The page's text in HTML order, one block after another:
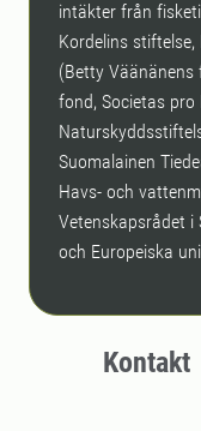
intäkter från
Kordelins
(Betty Väänänens
fond, Societas pro
Suomalainen
Havs- och
Vetenskapsrådet i
och Europeiska
Kontakt